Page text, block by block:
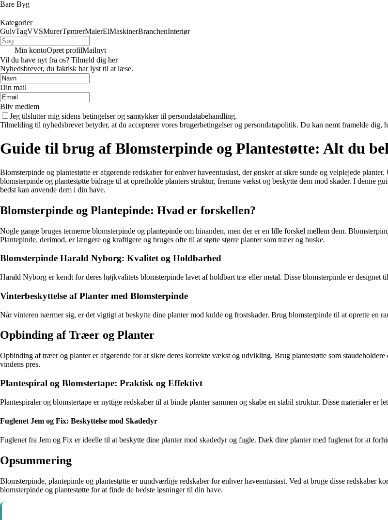
Bare Byg
Kategorier
GulvTagVVSMurerTømrerMalerElMaskinerBranchenInteriør
Min kontoOpret profilMailnyt
Vil du have nyt fra os? Tilmeld dig her
Nyhedsbrevet, du faktisk har lyst til at læse.
Din mail
Bliv medlem
Jeg tilslutter mig sidens betingelser og samtykker til persondatabehandling.
Tilmelding til nyhedsbrevet betyder, at du accepterer vores brugerbetingelser og persondatapolitik. Du kan nemt framelde dig,
Guide til brug af Blomsterpinde og Plantestøtte: Alt du
Blomsterpinde og plantestøtte er afgørende redskaber for enhver haveentusiast, der ønsker at sikre sunde og velplejede
blomsterpinde og plantestøtte bidrage til at opretholde planters struktur, fremme vækst og beskytte dem mod skader. I denne
bedst kan anvende dem i din have.
Blomsterpinde og Plantepinde: Hvad er forskellen?
Nogle gange bruges termerne blomsterpinde og plantepinde om hinanden, men der er en lille forskel mellem dem.
Plantepinde, derimod, er længere og kraftigere og bruges ofte til at støtte større planter som træer og buske.
Blomsterpinde Harald Nyborg: Kvalitet og Holdbarhed
Harald Nyborg er kendt for deres højkvalitets blomsterpinde lavet af holdbart træ eller metal. Disse blomsterpinde er
Vinterbeskyttelse af Planter med Blomsterpinde
Når vinteren nærmer sig, er det vigtigt at beskytte dine planter mod kulde og frostskader. Brug blomsterpinde til at oprette en
Opbinding af Træer og Planter
Opbinding af træer og planter er afgørende for at sikre deres korrekte vækst og udvikling. Brug plantestøtte som
vindens pres.
Plantespiral og Blomstertape: Praktisk og Effektivt
Plantespiraler og blomstertape er nyttige redskaber til at binde planter sammen og skabe en stabil struktur. Disse materialer er
Fuglenet Jem og Fix: Beskyttelse mod Skadedyr
Fuglenet fra Jem og Fix er ideelle til at beskytte dine planter mod skadedyr og fugle. Dæk dine planter med fuglenet for at
Opsummering
Blomsterpinde, plantepinde og plantestøtte er uundværlige redskaber for enhver haveentusiast. Ved at bruge disse redskaber
blomsterpinde og plantestøtte for at finde de bedste løsninger til din have.